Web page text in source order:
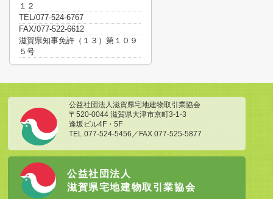
１２
TEL/077-524-6767
FAX/077-522-6612
滋賀県知事免許（１３）第１０９
５号
公益社団法人滋賀県宅地建物取引業協会
〒520-0044 滋賀県大津市京町3-1-3
逢坂ビル4F・5F
TEL.077-524-5456／FAX.077-525-5877
公益社団法人
滋賀県宅地建物取引業協会